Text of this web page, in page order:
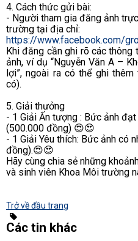
4. Cách thức gửi bài:
- Người tham gia đăng ảnh
trường tại địa chỉ:
https://www.facebook.com/
Khi đăng cần ghi rõ các
ảnh, ví dụ “Nguyễn Văn A –
lợi”, ngoài ra có thể ghi
có).
5. Giải thưởng
- 1 Giải Ấn tượng : Bức ảnh
(500.000 đồng) 😍😍
- 1 Giải Yêu thích: Bức ảnh có
đồng).😍😍
Hãy cùng chia sẻ những
và sinh viên Khoa Môi trường
Trở về đầu trang
Các tin khác